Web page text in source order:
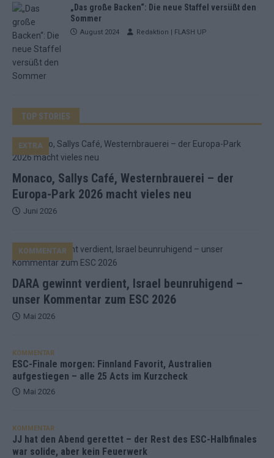
„Das große Backen“: Die neue Staffel versüßt den
Sommer
August 2024 Redaktion | FLASH UP
TOP STORIES
Monaco, Sallys Café, Westernbrauerei – der
Europa-Park 2026 macht vieles neu
EXTRA
Juni 2026
DARA gewinnt verdient, Israel beunruhigend –
unser Kommentar zum ESC 2026
KOMMENTAR
Mai 2026
KOMMENTAR
ESC-Finale morgen: Finnland Favorit, Australien
aufgestiegen – alle 25 Acts im Kurzcheck
Mai 2026
KOMMENTAR
JJ hat den Abend gerettet – der Rest des ESC-Halbfinales
war solide, aber kein Feuerwerk